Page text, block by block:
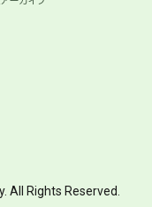
All Rights Reserved.